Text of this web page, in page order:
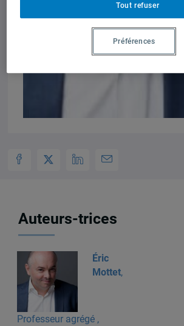
Auteurs-trices
Éric
Mottet,
Professeur agrégé ,
Tout refuser
Préférences